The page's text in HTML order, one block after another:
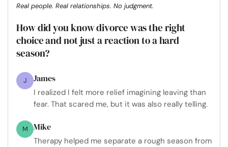
Real people. Real relationships. No judgment.
How did you know divorce was the right
choice and not just a reaction to a hard
season?
J James
I realized I felt more relief imagining leaving than
fear. That scared me, but it was also really telling.
M Mike
Therapy helped me separate a rough season from